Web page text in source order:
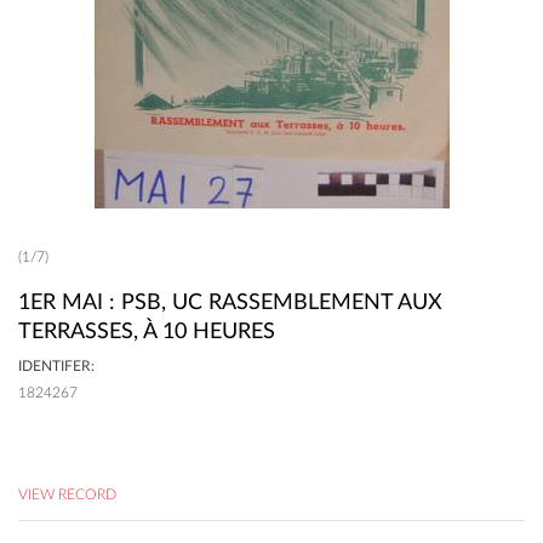
(1/7)
1ER MAI : PSB, UC RASSEMBLEMENT AUX
TERRASSES, À 10 HEURES
IDENTIFER:
1824267
VIEW RECORD